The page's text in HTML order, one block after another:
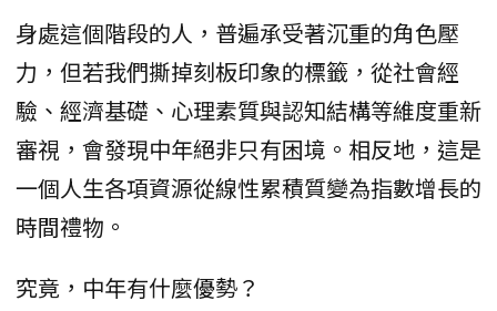
身處這個階段的人，普遍承受著沉重的角色壓
力，但若我們撕掉刻板印象的標籤，從社會經
驗、經濟基礎、心理素質與認知結構等維度重新
審視，會發現中年絕非只有困境。相反地，這是
一個人生各項資源從線性累積質變為指數增長的
時間禮物。
究竟，中年有什麼優勢？